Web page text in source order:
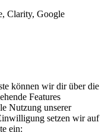
Clarity, Google
können wir dir über die
Features
Nutzung unserer
setzen wir auf
ein: